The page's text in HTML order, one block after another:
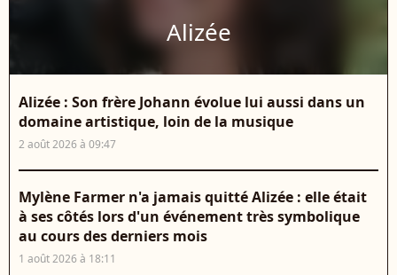
Alizée
Alizée : Son frère Johann évolue lui aussi dans un
domaine artistique, loin de la musique
2 août 2026 à 09:47
Mylène Farmer n'a jamais quitté Alizée : elle était
à ses côtés lors d'un événement très symbolique
au cours des derniers mois
1 août 2026 à 18:11